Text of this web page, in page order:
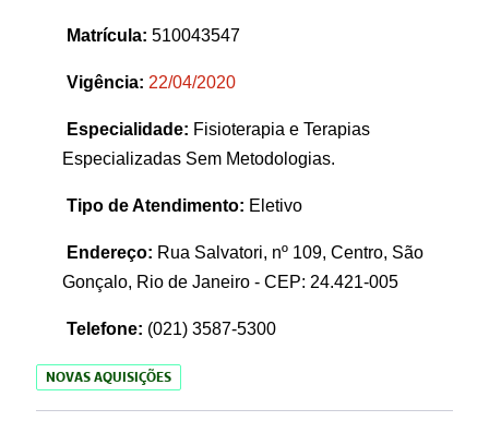
Matrícula: 510043547
Vigência: 22/04/2020
Especialidade: Fisioterapia e Terapias
Especializadas Sem Metodologias.
Tipo de Atendimento: Eletivo
Endereço: Rua Salvatori, nº 109, Centro, São
Gonçalo, Rio de Janeiro - CEP: 24.421-005
Telefone: (021) 3587-5300
NOVAS AQUISIÇÕES